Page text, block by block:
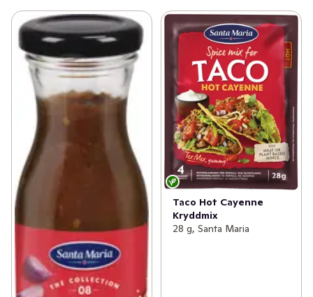
Taco Hot Cayenne
Kryddmix
28 g, Santa Maria